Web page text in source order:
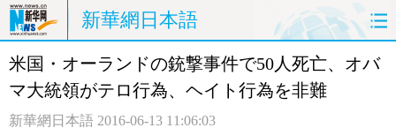
新華網日本語
ホームページ 政治 経済
米国・オーランドの銃撃事件で50人死亡、オバ
マ大統領がテロ行為、ヘイト行為を非難
新華網日本語 2016-06-13 11:06:03